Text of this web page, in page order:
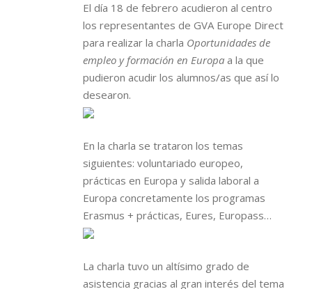
El día 18 de febrero acudieron al centro
los representantes de GVA Europe Direct
para realizar la charla Oportunidades de
empleo y formación en Europa a la que
pudieron acudir los alumnos/as que así lo
desearon.
En la charla se trataron los temas
siguientes: voluntariado europeo,
prácticas en Europa y salida laboral a
Europa concretamente los programas
Erasmus + prácticas, Eures, Europass…
La charla tuvo un altísimo grado de
asistencia gracias al gran interés del tema